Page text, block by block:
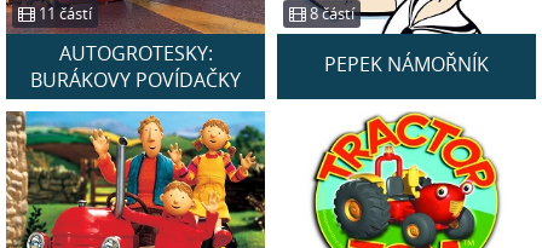
11 částí
AUTOGROTESKY:
BURÁKOVY POVÍDAČKY
8 částí
PEPEK NÁMOŘNÍK